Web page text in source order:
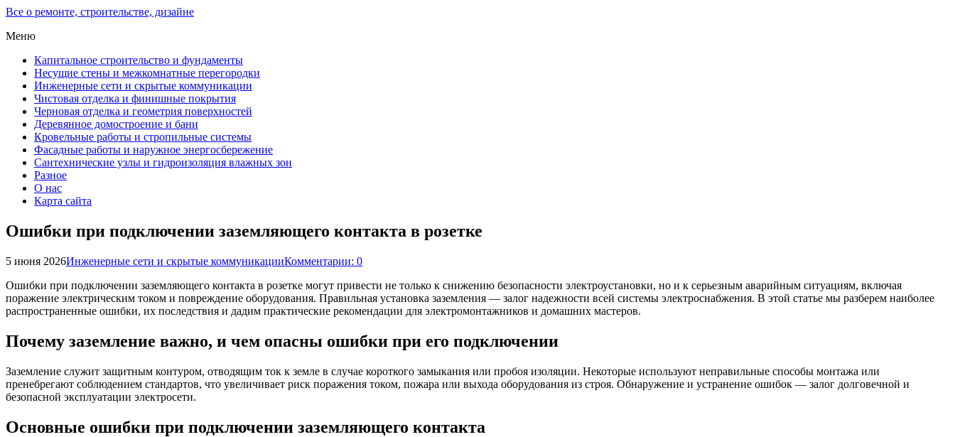
Все о ремонте, строительстве, дизайне
Меню
Капитальное строительство и фундаменты
Несущие стены и межкомнатные перегородки
Инженерные сети и скрытые коммуникации
Чистовая отделка и финишные покрытия
Черновая отделка и геометрия поверхностей
Деревянное домостроение и бани
Кровельные работы и стропильные системы
Фасадные работы и наружное энергосбережение
Сантехнические узлы и гидроизоляция влажных зон
Разное
О нас
Карта сайта
Ошибки при подключении заземляющего контакта в розетке
5 июня 2026Инженерные сети и скрытые коммуникацииКомментарии: 0
Ошибки при подключении заземляющего контакта в розетке могут привести не только к снижению безопасности электроустановки, но и к серьезным аварийным ситуациям, включая
поражение электрическим током и повреждение оборудования. Правильная установка заземления — залог надежности всей системы электроснабжения. В этой статье мы разберем наиболее
распространенные ошибки, их последствия и дадим практические рекомендации для электромонтажников и домашних мастеров.
Почему заземление важно, и чем опасны ошибки при его подключении
Заземление служит защитным контуром, отводящим ток к земле в случае короткого замыкания или пробоя изоляции. Некоторые используют неправильные способы монтажа или
пренебрегают соблюдением стандартов, что увеличивает риск поражения током, пожара или выхода оборудования из строя. Обнаружение и устранение ошибок — залог долговечной и
безопасной эксплуатации электросети.
Основные ошибки при подключении заземляющего контакта